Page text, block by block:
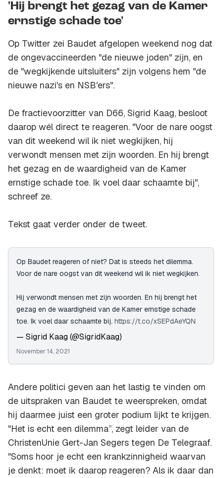
'Hij brengt het gezag van de Kamer
ernstige schade toe'
Op Twitter zei Baudet afgelopen weekend nog dat
de ongevaccineerden "de nieuwe joden" zijn, en
de "wegkijkende uitsluiters" zijn volgens hem "de
nieuwe nazi's en NSB'ers".
De fractievoorzitter van D66, Sigrid Kaag, besloot
daarop wél direct te reageren. "Voor de nare oogst
van dit weekend wil ik niet wegkijken, hij
verwondt mensen met zijn woorden. En hij brengt
het gezag en de waardigheid van de Kamer
ernstige schade toe. Ik voel daar schaamte bij",
schreef ze.
Tekst gaat verder onder de tweet.
Op Baudet reageren of niet? Dat is steeds het dilemma.
Voor de nare oogst van dit weekend wil ik niet wegkijken.
Hij verwondt mensen met zijn woorden. En hij brengt het
gezag en de waardigheid van de Kamer ernstige schade
toe. Ik voel daar schaamte bij. https://t.co/xSEPdAeYQN
— Sigrid Kaag (@SigridKaag)
November 14, 2021
Andere politici geven aan het lastig te vinden om
de uitspraken van Baudet te weerspreken, omdat
hij daarmee juist een groter podium lijkt te krijgen.
"Het is echt een dilemma”, zegt leider van de
ChristenUnie Gert-Jan Segers tegen De Telegraaf.
"Soms hoor je echt een krankzinnigheid waarvan
je denkt: moet ik daarop reageren? Als ik daar dan